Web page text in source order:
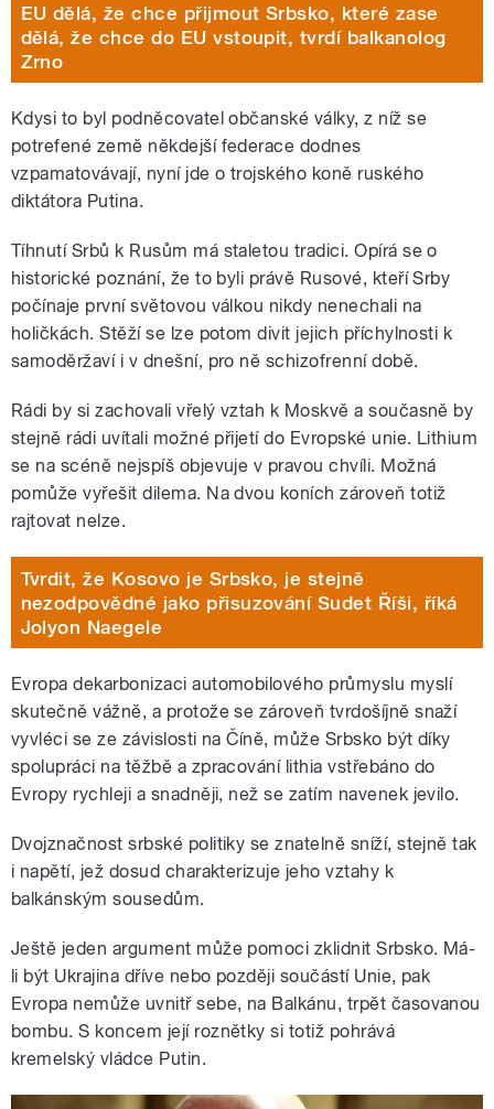
EU dělá, že chce přijmout Srbsko, které zase
dělá, že chce do EU vstoupit, tvrdí balkanolog
Zrno
Kdysi to byl podněcovatel občanské války, z níž se
potrefené země někdejší federace dodnes
vzpamatovávají, nyní jde o trojského koně ruského
diktátora Putina.
Tíhnutí Srbů k Rusům má staletou tradici. Opírá se o
historické poznání, že to byli právě Rusové, kteří Srby
počínaje první světovou válkou nikdy nenechali na
holičkách. Stěží se lze potom divit jejich příchylnosti k
samoděržaví i v dnešní, pro ně schizofrenní době.
Rádi by si zachovali vřelý vztah k Moskvě a současně by
stejně rádi uvítali možné přijetí do Evropské unie. Lithium
se na scéně nejspíš objevuje v pravou chvíli. Možná
pomůže vyřešit dilema. Na dvou koních zároveň totiž
rajtovat nelze.
Tvrdit, že Kosovo je Srbsko, je stejně
nezodpovědné jako přisuzování Sudet Říši, říká
Jolyon Naegele
Evropa dekarbonizaci automobilového průmyslu myslí
skutečně vážně, a protože se zároveň tvrdošíjně snaží
vyvléci se ze závislosti na Číně, může Srbsko být díky
spolupráci na těžbě a zpracování lithia vstřebáno do
Evropy rychleji a snadněji, než se zatím navenek jevilo.
Dvojznačnost srbské politiky se znatelně sníží, stejně tak
i napětí, jež dosud charakterizuje jeho vztahy k
balkánským sousedům.
Ještě jeden argument může pomoci zklidnit Srbsko. Má-
li být Ukrajina dříve nebo později součástí Unie, pak
Evropa nemůže uvnitř sebe, na Balkánu, trpět časovanou
bombu. S koncem její roznětky si totiž pohrává
kremelský vládce Putin.